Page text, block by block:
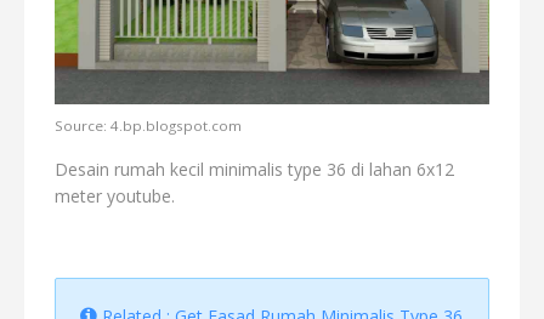
Source: 4.bp.blogspot.com
Desain rumah kecil minimalis type 36 di lahan 6x12
meter youtube.